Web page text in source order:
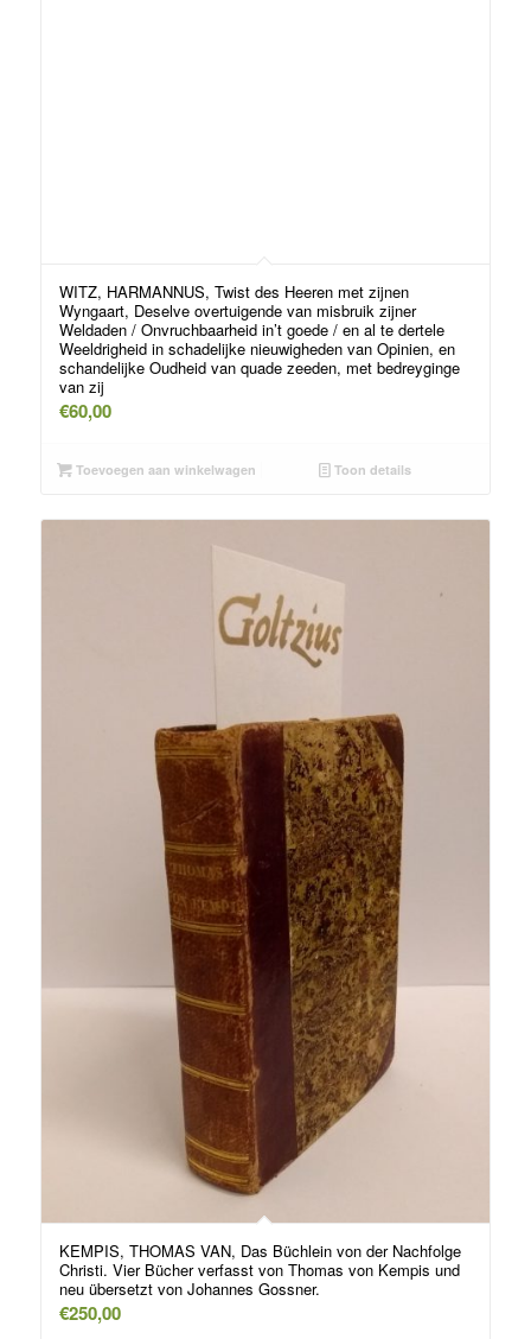
WITZ, HARMANNUS, Twist des Heeren met zijnen
Wyngaart, Deselve overtuigende van misbruik zijner
Weldaden / Onvruchbaarheid in’t goede / en al te dertele
Weeldrigheid in schadelijke nieuwigheden van Opinien, en
schandelijke Oudheid van quade zeeden, met bedreyginge
van zij
€60,00
Toevoegen aan winkelwagen Toon details
KEMPIS, THOMAS VAN, Das Büchlein von der Nachfolge
Christi. Vier Bücher verfasst von Thomas von Kempis und
neu übersetzt von Johannes Gossner.
€250,00